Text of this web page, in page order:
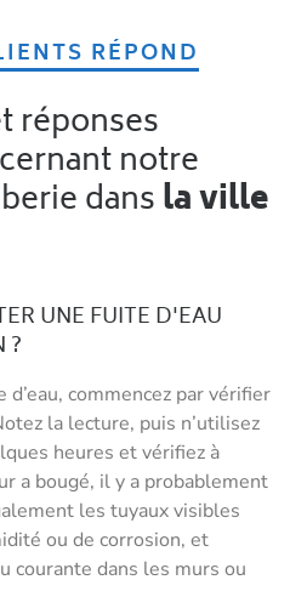
RÉPOND
notre
dansla ville
UNE FUITE D'EAU
?
commencez par vérifier
la lecture, puis n’utilisez
heures et vérifiez à
a bougé, il y a probablement
les tuyaux visibles
ou de corrosion, et
courante dans les murs ou